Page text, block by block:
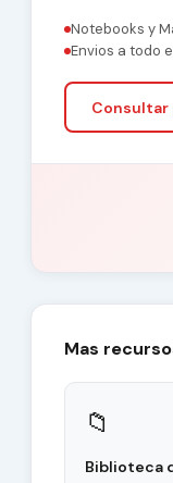
Notebooks y
Envios a todo
Consultar
Mas
📁
Biblioteca